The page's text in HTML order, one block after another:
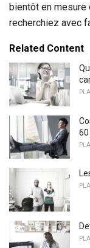
bientôt en mesure
recherchiez avec
Related Content